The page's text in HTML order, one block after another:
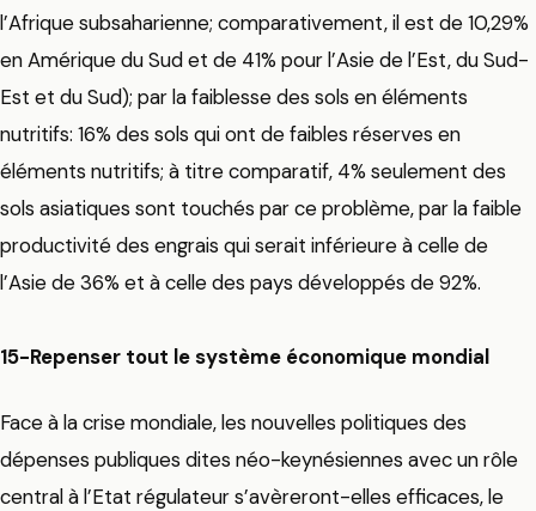
l’Afrique subsaharienne; comparativement, il est de 10,29%
en Amérique du Sud et de 41% pour l’Asie de l’Est, du Sud-
Est et du Sud); par la faiblesse des sols en éléments
nutritifs: 16% des sols qui ont de faibles réserves en
éléments nutritifs; à titre comparatif, 4% seulement des
sols asiatiques sont touchés par ce problème, par la faible
productivité des engrais qui serait inférieure à celle de
l’Asie de 36% et à celle des pays développés de 92%.
15-Repenser tout le système économique mondial
Face à la crise mondiale, les nouvelles politiques des
dépenses publiques dites néo-keynésiennes avec un rôle
central à l’Etat régulateur s’avèreront-elles efficaces, le